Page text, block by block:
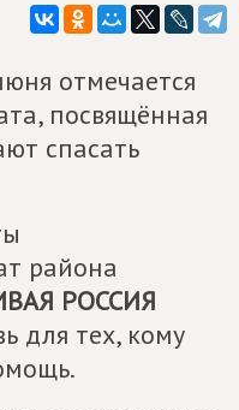
отмечается
посвящённая
спасать
района
РОССИЯ
для тех, кому